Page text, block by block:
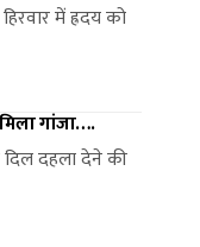
में ह्रदय को
गांजा….
दहला देने की